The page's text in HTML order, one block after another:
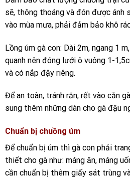
sẽ, thông thoáng và đón được ánh
vào mùa mưa, phải đảm bảo khô
Lồng úm gà con: Dài 2m, ngang 1
quanh nên đóng lưới ô vuông 1-
và có nắp đậy riêng.
Để an toàn, tránh rắn, rết vào cắn
sung thêm những dàn cho gà đậu
Chuẩn bị chuồng úm
Để chuẩn bị úm thì gà con phải
thiết cho gà như: máng ăn, máng
cần chuẩn bị thêm giấy sát trùng